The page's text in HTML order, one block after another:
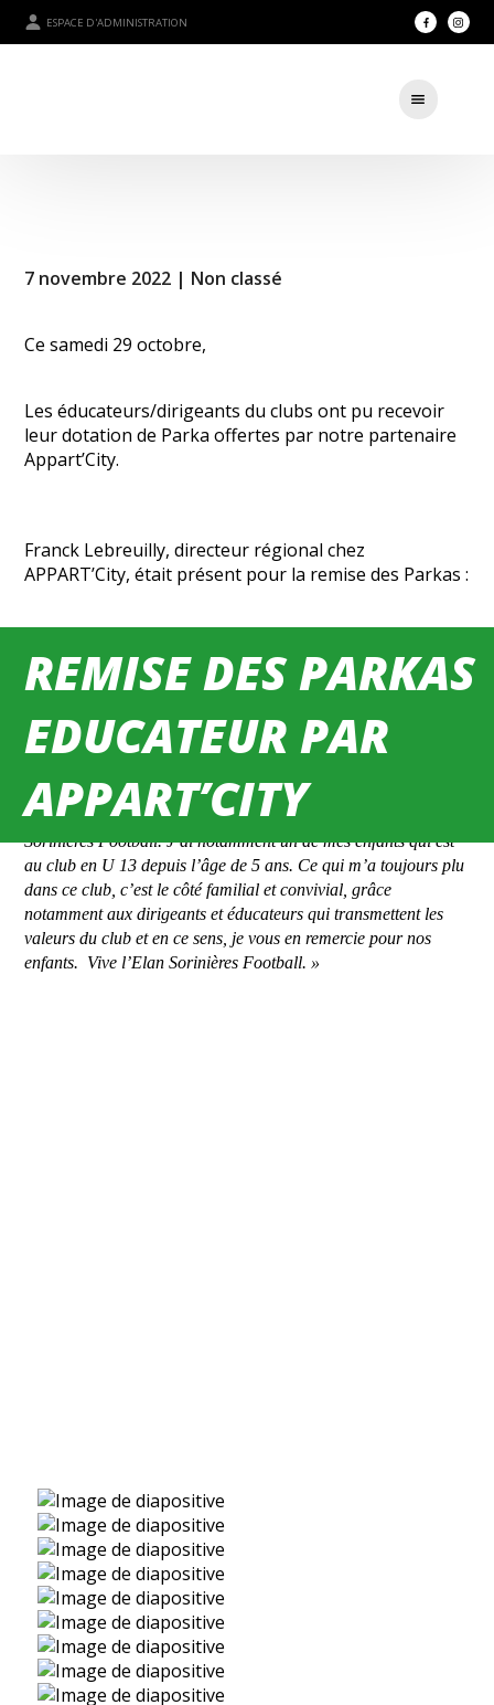
ESPACE D'ADMINISTRATION
REMISE DES PARKAS
EDUCATEUR PAR
APPART’CITY
7 novembre 2022 | Non classé
Ce samedi 29 octobre,
Les éducateurs/dirigeants du clubs ont pu recevoir
leur dotation de Parka offertes par notre partenaire
Appart’City.
Franck Lebreuilly, directeur régional chez
APPART’City, était présent pour la remise des Parkas :
🎙️
» Appart’City est ravi de continuer son partenariat avec l’Elan
Sorinières Football. J’ai notamment un de mes enfants qui est
au club en U 13 depuis l’âge de 5 ans. Ce qui m’a toujours plu
dans ce club, c’est le côté familial et convivial, grâce
notamment aux dirigeants et éducateurs qui transmettent les
valeurs du club et en ce sens, je vous en remercie pour nos
enfants. Vive l’Elan Sorinières Football. »